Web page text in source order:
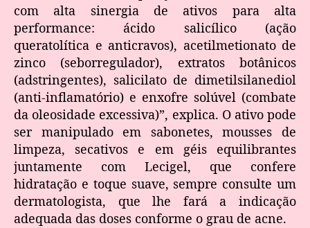
com alta sinergia de ativos para alta
performance: ácido salicílico (ação
queratolítica e anticravos), acetilmetionato de
zinco (seborregulador), extratos botânicos
(adstringentes), salicilato de dimetilsilanediol
(anti-inflamatório) e enxofre solúvel (combate
da oleosidade excessiva)”, explica. O ativo pode
ser manipulado em sabonetes, mousses de
limpeza, secativos e em géis equilibrantes
juntamente com Lecigel, que confere
hidratação e toque suave, sempre consulte um
dermatologista, que lhe fará a indicação
adequada das doses conforme o grau de acne.